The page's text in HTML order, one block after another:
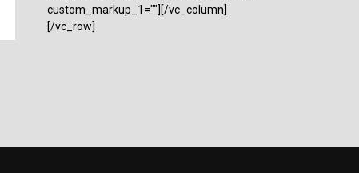
custom_markup_1=""][/vc_column]
[/vc_row]